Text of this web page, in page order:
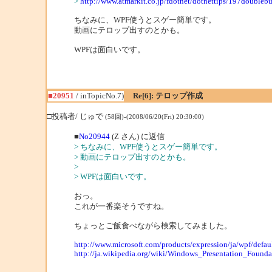
ちなみに、WPF使うとスゲー簡単です。
動画にテロップ出すのとかも。
WPFは面白いです。
■20951 / inTopicNo.7)
Re[6]: テロップ作成
□投稿者/ じゅで (58回)-(2008/06/20(Fri) 20:30:00)
■No20944(Z さん) に返信
> ちなみに、WPF使うとスゲー簡単です。
> 動画にテロップ出すのとかも。
>
> WPFは面白いです。
おっ。
これが一番楽そうですね。
ちょっとご飯食べながら検索してみました。
http://www.microsoft.com/products/expression/ja/wpf/
http://ja.wikipedia.org/wiki/